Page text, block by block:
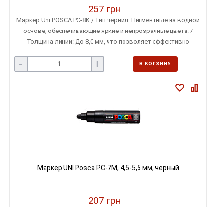
257 грн
Маркер Uni POSCA PC-8K / Тип чернил: Пигментные на водной
основе, обеспечивающие яркие и непрозрачные цвета. /
Толщина линии: До 8,0 мм, что позволяет эффективно
Форма наконечника: Скошенный, обеспечивающий контроль и
точность при рисовании.
- + В КОРЗИНУ
Маркер UNI Posca PC-7M, 4,5-5,5 мм, черный
207 грн